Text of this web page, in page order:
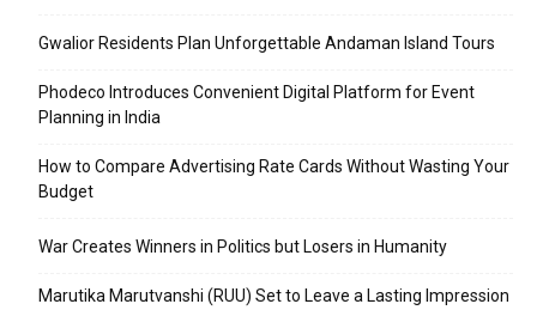
Gwalior Residents Plan Unforgettable Andaman Island Tours
Phodeco Introduces Convenient Digital Platform for Event
Planning in India
How to Compare Advertising Rate Cards Without Wasting Your
Budget
War Creates Winners in Politics but Losers in Humanity
Marutika Marutvanshi (RUU) Set to Leave a Lasting Impression